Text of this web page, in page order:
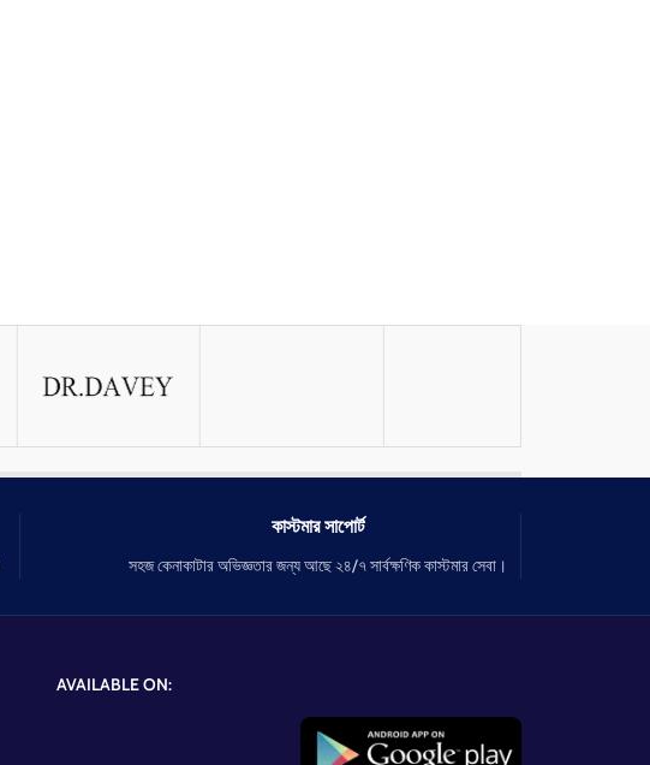
কাস্টমার সাপোর্ট
সহজ কেনাকাটার অভিজ্ঞতার জন্য আছে ২৪/৭ সার্বক্ষণিক কাস্টমার সেবা।
AVAILABLE ON: